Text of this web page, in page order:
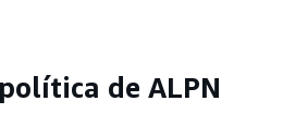
de ALPN